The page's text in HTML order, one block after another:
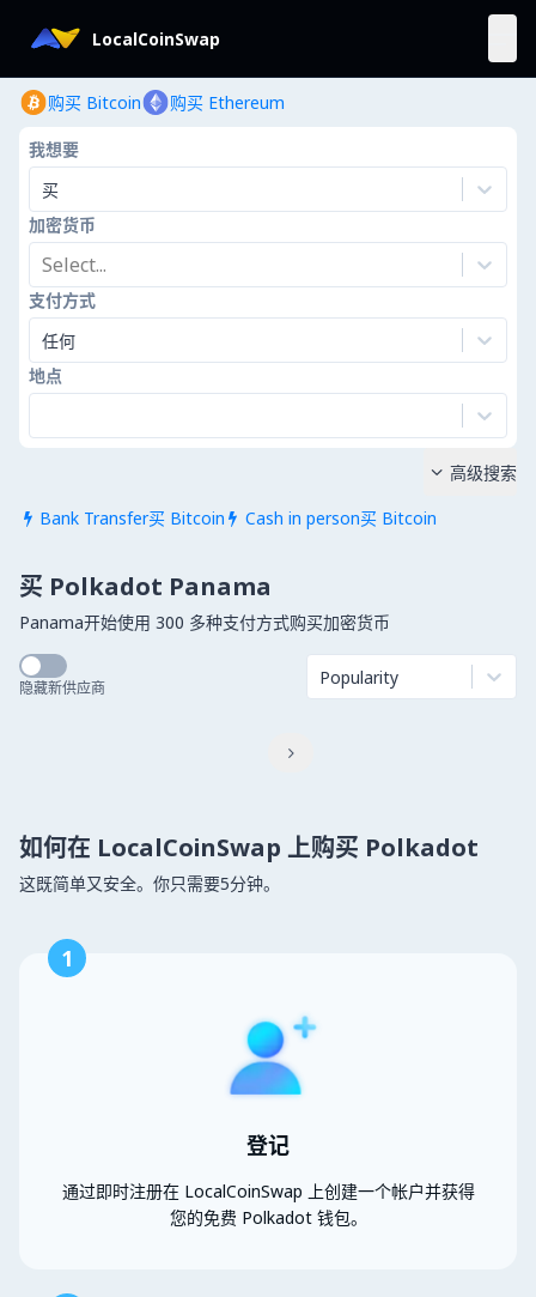
LocalCoinSwap
购买 Bitcoin 购买 Ethereum
我想要
买
加密货币
Select...
支付方式
任何
地点
 Bank Transfer买 Bitcoin  Cash in person买 Bitcoin
 高级搜索
买 Polkadot Panama
Panama开始使用 300 多种支付方式购买加密货币
隐藏新供应商 Popularity

如何在 LocalCoinSwap 上购买 Polkadot
这既简单又安全。你只需要5分钟。
1
登记
通过即时注册在 LocalCoinSwap 上创建一个帐户并获得
您的免费 Polkadot 钱包。